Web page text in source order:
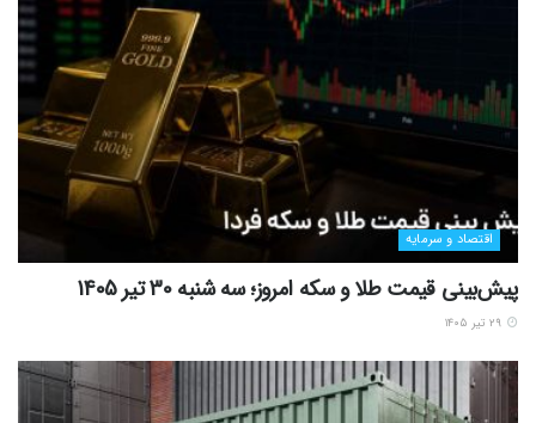
اقتصاد و سرمایه
پیش‌بینی قیمت طلا و سکه امروز؛ سه شنبه 30 تیر 1405